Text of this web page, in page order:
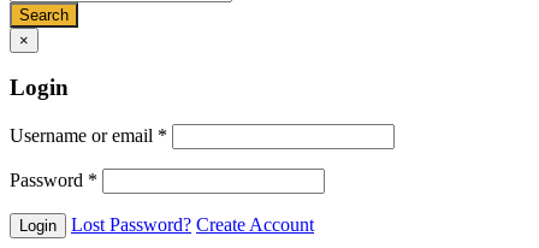
Search
×
Login
Username or email *
Password *
Lost Password? Create Account